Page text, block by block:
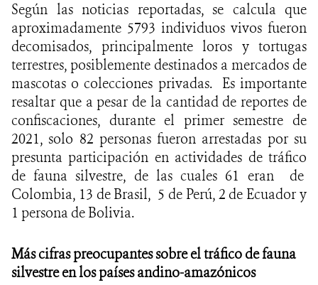
Según las noticias reportadas, se calcula que
aproximadamente 5793 individuos vivos fueron
decomisados, principalmente loros y tortugas
terrestres, posiblemente destinados a mercados de
mascotas o colecciones privadas. Es importante
resaltar que a pesar de la cantidad de reportes de
confiscaciones, durante el primer semestre de
2021, solo 82 personas fueron arrestadas por su
presunta participación en actividades de tráfico
de fauna silvestre, de las cuales 61 eran de
Colombia, 13 de Brasil, 5 de Perú, 2 de Ecuador y
1 persona de Bolivia.
Más cifras preocupantes sobre el tráfico de fauna
silvestre en los países andino-amazónicos